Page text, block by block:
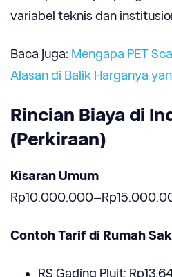
variabel teknis dan
Baca juga: Mengapa PET
Alasan di Balik Harganya
Rincian Biaya di
(Perkiraan)
Kisaran Umum
Contoh Tarif di Rumah
RS Gading Pluit: